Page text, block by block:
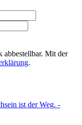
abbestellbar. Mit der
.